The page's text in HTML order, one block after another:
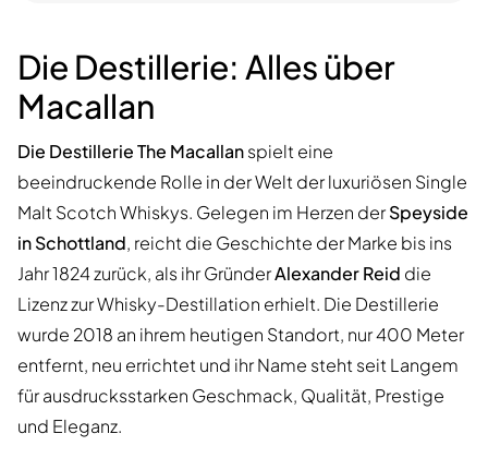
Die Destillerie: Alles über
Macallan
Die Destillerie The Macallanspielt eine
beeindruckende Rolle in der Welt der luxuriösen Single
Malt Scotch Whiskys. Gelegen im Herzen derSpeyside
in Schottland, reicht die Geschichte der Marke bis ins
Jahr 1824 zurück, als ihr GründerAlexander Reid die
Lizenz zur Whisky-Destillation erhielt. Die Destillerie
wurde 2018 an ihrem heutigen Standort, nur 400 Meter
entfernt, neu errichtet und ihr Name steht seit Langem
für ausdrucksstarken Geschmack, Qualität, Prestige
und Eleganz.